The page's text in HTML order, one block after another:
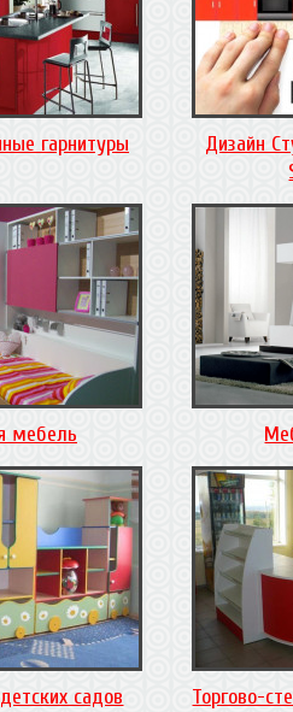
гарнитуры
Дизайн
мебель
садов Торгово-